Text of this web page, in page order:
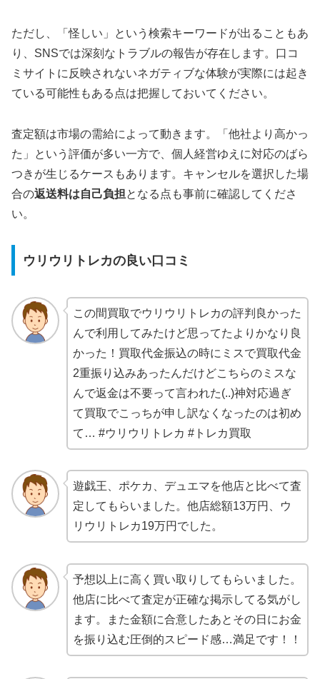
ただし、「怪しい」という検索キーワードが出ることもあ
り、SNSでは深刻なトラブルの報告が存在します。口コ
ミサイトに反映されないネガティブな体験が実際には起き
ている可能性もある点は把握しておいてください。
査定額は市場の需給によって動きます。「他社より高かっ
た」という評価が多い一方で、個人経営ゆえに対応のばら
つきが生じるケースもあります。キャンセルを選択した場
合の返送料は自己負担となる点も事前に確認してくださ
い。
ウリウリトレカの良い口コミ
この間買取でウリウリトレカの評判良かった
んで利用してみたけど思ってたよりかなり良
かった！買取代金振込の時にミスで買取代金
2重振り込みあったんだけどこちらのミスな
んで返金は不要って言われた(..)神対応過ぎ
て買取でこっちが申し訳なくなったのは初め
て… #ウリウリトレカ #トレカ買取
遊戯王、ポケカ、デュエマを他店と比べて査
定してもらいました。他店総額13万円、ウ
リウリトレカ19万円でした。
予想以上に高く買い取りしてもらいました。
他店に比べて査定が正確な掲示してる気がし
ます。また金額に合意したあとその日にお金
を振り込む圧倒的スピード感…満足です！！